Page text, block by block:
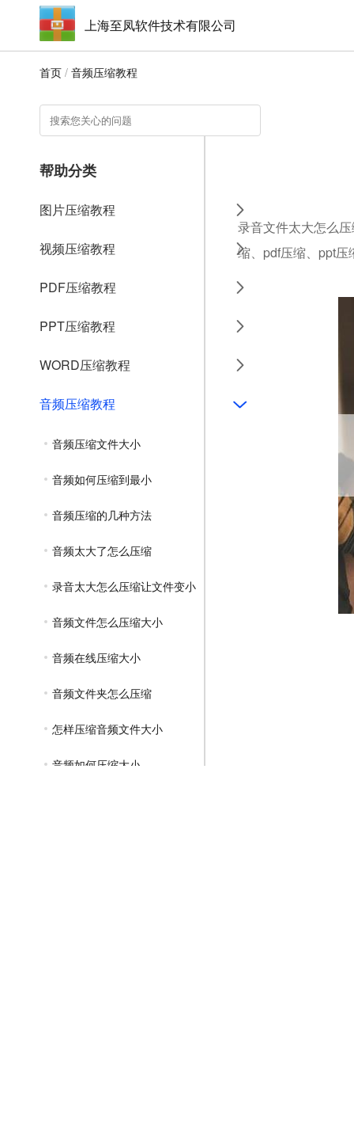
上海至凤软件技术有限公司
首页 / 音频压缩教程
帮助分类
图片压缩教程
视频压缩教程
PDF压缩教程
PPT压缩教程
WORD压缩教程
音频压缩教程
音频压缩文件大小
音频如何压缩到最小
音频压缩的几种方法
音频太大了怎么压缩
录音太大怎么压缩让文件变小
音频文件怎么压缩大小
音频在线压缩大小
音频文件夹怎么压缩
怎样压缩音频文件大小
音频如何压缩大小
录音文件太大怎么
缩、pdf压缩、ppt